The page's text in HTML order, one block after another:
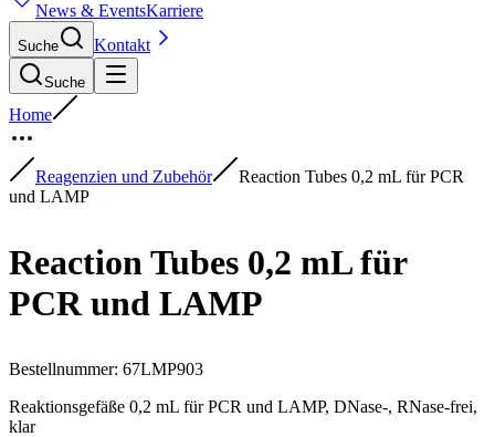
News & EventsKarriere
Suche Kontakt
Suche
Home
Reagenzien und Zubehör
Reaction Tubes 0,2 mL für PCR
und LAMP
Reaction Tubes 0,2 mL für
PCR und LAMP
Bestellnummer: 67LMP903
Reaktionsgefäße 0,2 mL für PCR und LAMP, DNase-, RNase-frei,
klar